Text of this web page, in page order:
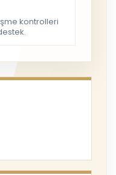
kontrolleri